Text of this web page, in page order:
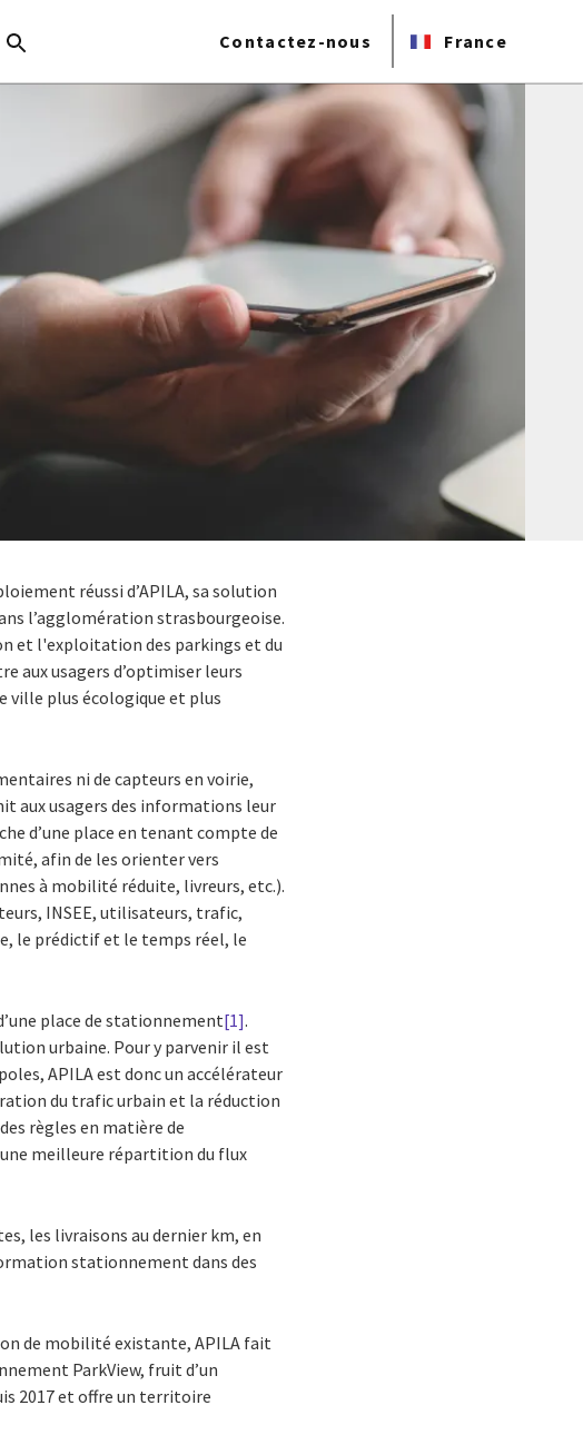
Contactez-nous France
réussi d’APILA, sa solution
l’agglomération strasbourgeoise.
et l'exploitation des parkings et du
aux usagers d’optimiser leurs
ville plus écologique et plus
ni de capteurs en voirie,
aux usagersdes informations leur
d’une place en tenant compte de
,afin de les orienter vers
à mobilité réduite, livreurs, etc.).
INSEE, utilisateurs, trafic,
le prédictif et le temps réel, le
place de stationnement[1].
urbaine. Pour y parvenir il est
APILA est donc un accélérateur
du trafic urbain et la réduction
règles en matière de
meilleure répartition du flux
les livraisons au dernier km, en
stationnement dans des
de mobilité existante, APILA fait
ParkView, fruit d’un
2017 et offre un territoire